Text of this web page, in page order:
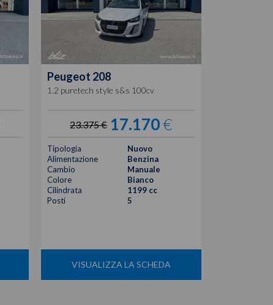
Peugeot 208
1.2 puretech style s&s 100cv
23.375 € 17.170€
Tipologia
Nuovo
Alimentazione
Benzina
Cambio
Manuale
Colore
Bianco
Cilindrata
1199 cc
Posti
5
VISUALIZZA LA SCHEDA